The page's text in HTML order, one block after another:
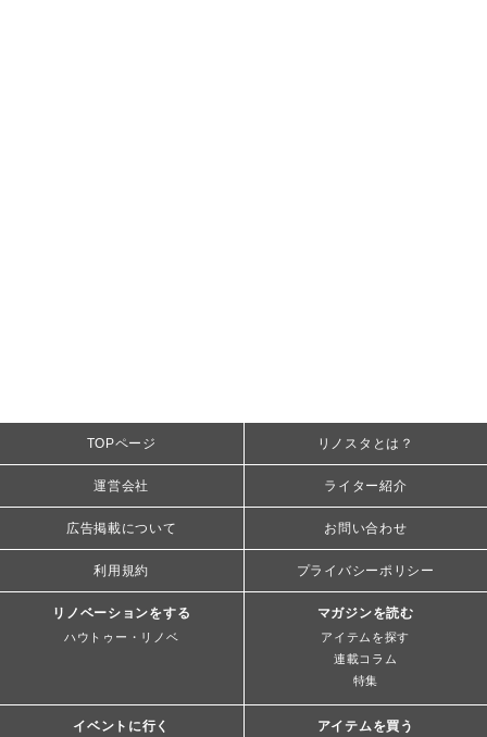
TOPページ リノスタとは？
運営会社 ライター紹介
広告掲載について お問い合わせ
利用規約 プライバシーポリシー
リノベーションをする
ハウトゥー・リノベ
マガジンを読む
アイテムを探す
連載コラム
特集
イベントに行く アイテムを買う